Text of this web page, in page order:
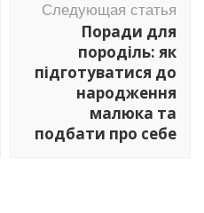
Следующая статья
Поради для
породіль: як
підготуватися до
народження
малюка та
подбати про себе